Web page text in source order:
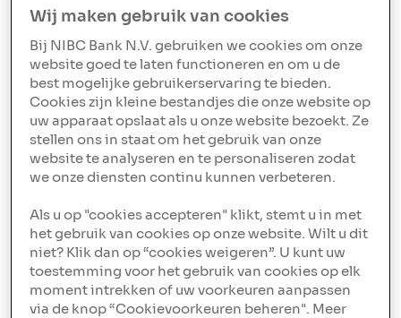
voor nieuwbouw is verruimd van 12 naar 18 maanden
(standaard 6 maanden + 12 maanden verlenging).
Ruimere bestedingsvrijheid binnen Box
Tot 90% LTV mag vrij worden opgenomen, zonder
aanvullende voorwaarden.
Tot 100% LTV toegestaan, mits het consumptieve
Maximale hypotheeksom verhoogd naar
€2.500.000
De maximale hypotheeksom binnen de NIBC Extra
Hypotheek is verhoogd naar €2.500.000.
Wij maken gebruik van cookies
Bij NIBC Bank N.V. gebruiken we cookies om onze
website goed te laten functioneren en om u de
best mogelijke gebruikerservaring te bieden.
Cookies zijn kleine bestandjes die onze website op
uw apparaat opslaat als u onze website bezoekt. Ze
stellen ons in staat om het gebruik van onze
website te analyseren en te personaliseren zodat
we onze diensten continu kunnen verbeteren.
Als u op "cookies accepteren" klikt, stemt u in met
het gebruik van cookies op onze website. Wilt u dit
niet? Klik dan op “cookies weigeren”. U kunt uw
toestemming voor het gebruik van cookies op elk
moment intrekken of uw voorkeuren aanpassen
via de knop “Cookievoorkeuren beheren". Meer